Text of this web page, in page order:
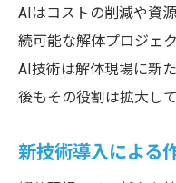
現場見学で
持続可能な解
見学で体感
効率化を追求する
AIはコストの削減や資
続可能な解体プロジェ
AI技術は解体現場に新
後もその役割は拡大し
新技術導入による